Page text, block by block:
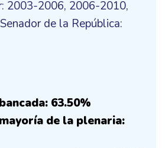
2003-2006, 2006-2010,
de la República:
63.50%
de la plenaria: